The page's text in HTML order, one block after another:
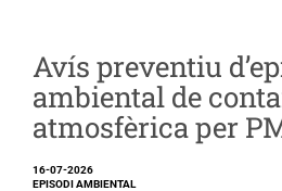
Avís preventiu
ambiental de
atmosfèrica per
16-07-2026
EPISODI AMBIENTAL